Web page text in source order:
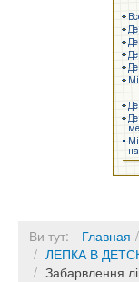
Ви тут: Главная
ЛЕПКА В
Забарвлення